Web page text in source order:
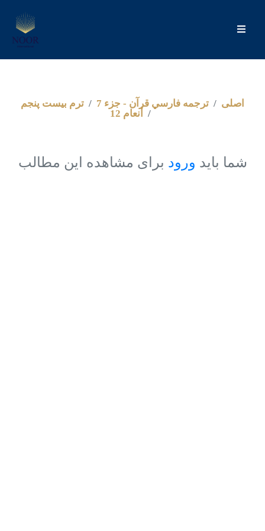
اصلى ترجمه فارسي قرآن - جزء 7
ترم بيست پنجم
أنعام 12
شما باید ورود برای مشاهده این مطالب